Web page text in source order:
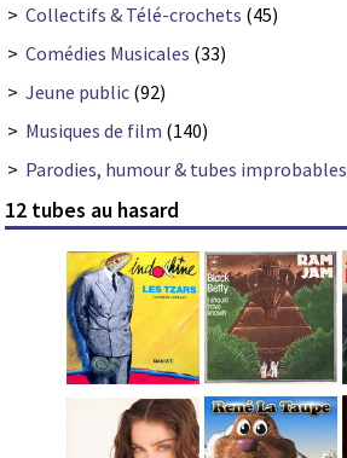
> Collectifs & Télé-crochets (45)
> Comédies Musicales (33)
> Jeune public (92)
> Musiques de film (140)
> Parodies, humour & tubes improbables
12 tubes au hasard